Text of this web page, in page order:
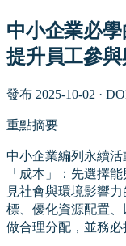
中小企業必
提升員工參
發布 2025-10-02 ·
重點摘要
中小企業編列永續
「成本」：先選擇
見社會與環境影響
標、優化資源配置
做合理分配，並務必